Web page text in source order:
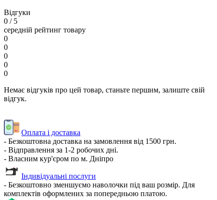
Відгуки
0 / 5
середній рейтинг товару
0
0
0
0
0
Немає відгуків про цей товар, станьте першим, залиште свій
відгук.
Оплата і доставка
- Безкоштовна доставка на замовлення від 1500 грн.
- Відправлення за 1-2 робочих дні.
- Власним кур'єром по м. Дніпро
Індивідуальні послуги
- Безкоштовно зменшуємо наволочки під ваш розмір. Для
комплектів оформлених за попередньою платою.